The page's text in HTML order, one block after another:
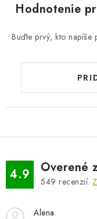
Hodnotenie
Buďte prvý, kto napíše
4.9 Overené
549 recenzií.
Alena